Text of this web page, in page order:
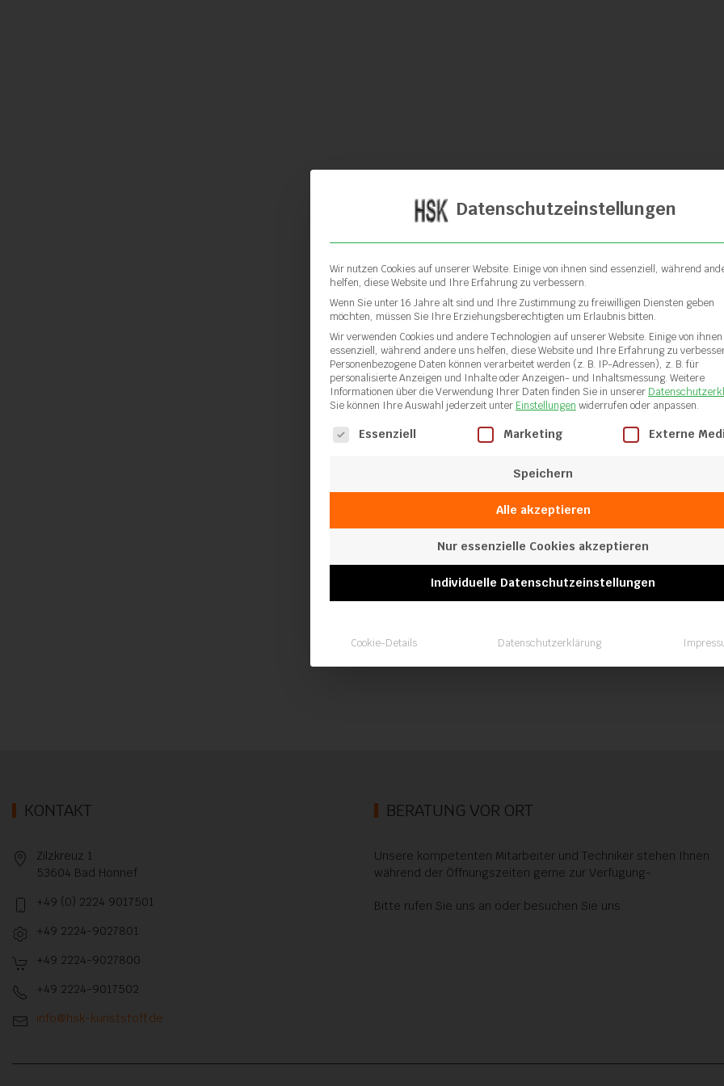
A5.6
Schweissschuh-
A, Kehlnaht
Schweißschuh
KONTAKT
Zilzkreuz 1
53604 Bad Honnef
+49 (0) 2224 9017501
+49 2224-9027801
+49 2224-9027800
+49 2224-9017502
info@hsk-kunststoff.de
BERATUNG VOR ORT
Unsere kompetenten Mitarbeiter und Techniker stehen Ihnen
während der Öffnungszeiten gerne zur Verfügung-
Bitte rufen Sie uns an oder besuchen Sie uns.
Datenschutzeinstellungen
Wir nutzen Cookies auf unserer Website. Einige von ihnen sind essenziell, während
helfen, diese Website und Ihre Erfahrung zu verbessern.
Wenn Sie unter 16 Jahre alt sind und Ihre Zustimmung zu freiwilligen Diensten geben
möchten, müssen Sie Ihre Erziehungsberechtigten um Erlaubnis bitten.
Wir verwenden Cookies und andere Technologien auf unserer Website. Einige von ihnen
essenziell, während andere uns helfen, diese Website und Ihre Erfahrung zu
Personenbezogene Daten können verarbeitet werden (z. B. IP-Adressen), z. B. für
personalisierte Anzeigen und Inhalte oder Anzeigen- und Inhaltsmessung. Weitere
Informationen über die Verwendung Ihrer Daten finden Sie in unserer
Sie können Ihre Auswahl jederzeit unter Einstellungen widerrufen oder anpassen.
Es folgt eine Liste der Service-Gruppen, für die eine Einwilligung
Essenziell Marketing Externe
Speichern
Alle akzeptieren
Nur essenzielle Cookies akzeptieren
Individuelle Datenschutzeinstellungen
Cookie-Details Datenschutzerklärung